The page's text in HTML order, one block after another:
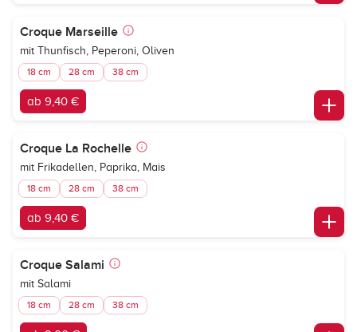
Croque Marseille
mit Thunfisch, Peperoni, Oliven
18 cm 28 cm 38 cm
ab 9,40 €
Croque La Rochelle
mit Frikadellen, Paprika, Mais
18 cm 28 cm 38 cm
ab 9,40 €
Croque Salami
mit Salami
18 cm 28 cm 38 cm